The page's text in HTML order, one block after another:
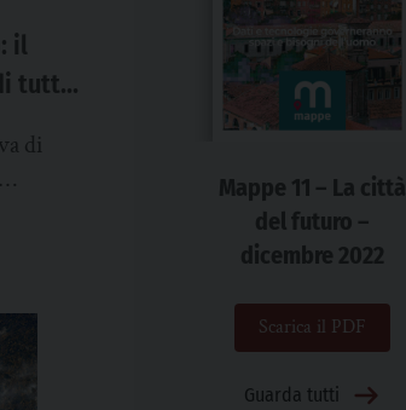
il
tutti
di
Mappe 11 – La città
del futuro –
dicembre 2022
Scarica il PDF
Guarda tutti